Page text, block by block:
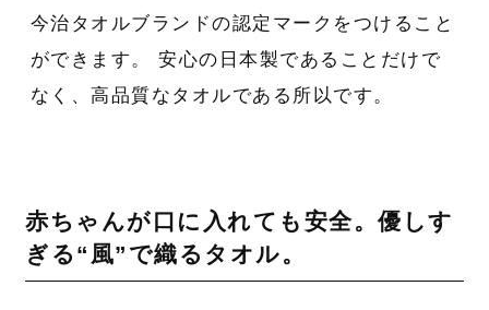
今治タオルブランドの認定マークをつけること
ができます。 安心の日本製であることだけで
なく、高品質なタオルである所以です。
赤ちゃんが口に入れても安全。優しす
ぎる“風”で織るタオル。